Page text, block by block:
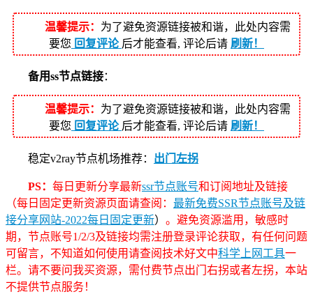
温馨提示： 为了避免资源链接被和谐，此处内容需
要您 回复评论 后才能查看, 评论后请 刷新！
备用ss节点链接：
温馨提示： 为了避免资源链接被和谐，此处内容需
要您 回复评论 后才能查看, 评论后请 刷新！
稳定v2ray节点机场推荐： 出门左拐
PS： 每日更新分享最新ssr节点账号和订阅地址及链接
（每日固定更新资源页面请查阅： 最新免费SSR节点账号及链
接分享网站-2022每日固定更新） 。避免资源滥用，敏感时
期，节点账号1/2/3及链接均需注册登录评论获取，有任何问题
可留言，不知道如何使用请查阅技术好文中科学上网工具一
栏。请不要问我买资源，需付费节点出门右拐或者左拐，本站
不提供节点服务！